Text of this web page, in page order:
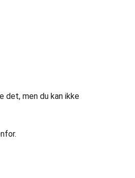
det, men du kan ikke